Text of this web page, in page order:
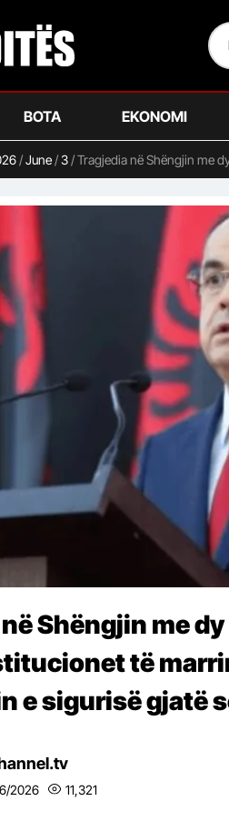
BOTA EKONOMI
/June/3/Tragjedia në Shëngjin me
Shëngjin me
të
e sigurisë gjatë
2026 11,321